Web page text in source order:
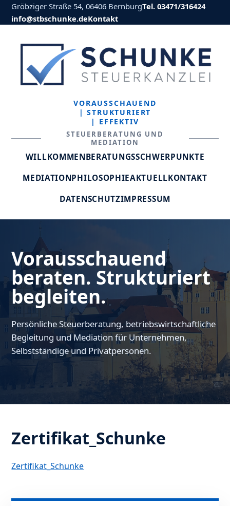
Gröbziger Straße 54, 06406 BernburgTel. 03471/316424
info@stbschunke.deKontakt
VORAUSSCHAUEND
| STRUKTURIERT
| EFFEKTIV
STEUERBERATUNG UND
MEDIATION
WILLKOMMENBERATUNGSSCHWERPUNKTE
MEDIATIONPHILOSOPHIEAKTUELLKONTAKT
DATENSCHUTZIMPRESSUM
Vorausschauend
beraten. Strukturiert
begleiten.
Persönliche Steuerberatung, betriebswirtschaftliche
Begleitung und Mediation für Unternehmen,
Selbstständige und Privatpersonen.
Zertifikat_Schunke
Zertifikat_Schunke